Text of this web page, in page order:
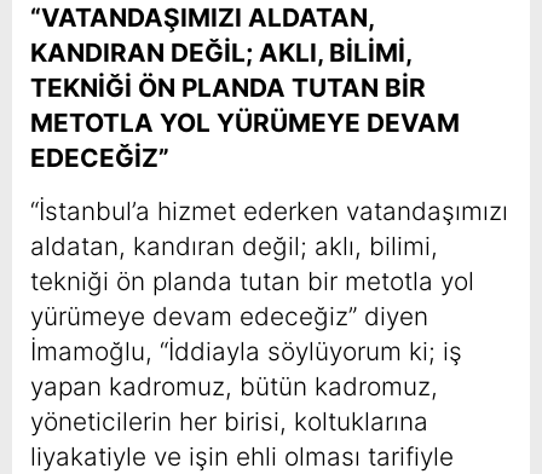
“VATANDAŞIMIZI ALDATAN,
KANDIRAN DEĞİL; AKLI, BİLİMİ,
TEKNİĞİ ÖN PLANDA TUTAN BİR
METOTLA YOL YÜRÜMEYE DEVAM
EDECEĞİZ”
“İstanbul’a hizmet ederken vatandaşımızı
aldatan, kandıran değil; aklı, bilimi,
tekniği ön planda tutan bir metotla yol
yürümeye devam edeceğiz” diyen
İmamoğlu, “İddiayla söylüyorum ki; iş
yapan kadromuz, bütün kadromuz,
yöneticilerin her birisi, koltuklarına
liyakatiyle ve işin ehli olması tarifiyle